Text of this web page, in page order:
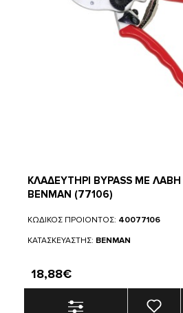
ΚΛΑΔΕΥΤΗΡΙ BYPASS ΜΕ
BENMAN (77106)
ΚΩΔΙΚΟΣ ΠΡΟΙΟΝΤΟΣ: 40077106
ΚΑΤΑΣΚΕΥΑΣΤΗΣ: BENMAN
18,88€